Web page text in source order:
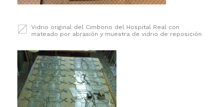
Vidrio original del Cimborio del Hospital Real con
mateado por abrasión y muestra de vidrio de reposición